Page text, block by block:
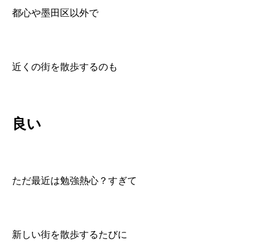
都心や墨田区以外で
近くの街を散歩するのも
良い
ただ最近は勉強熱心？すぎて
新しい街を散歩するたびに